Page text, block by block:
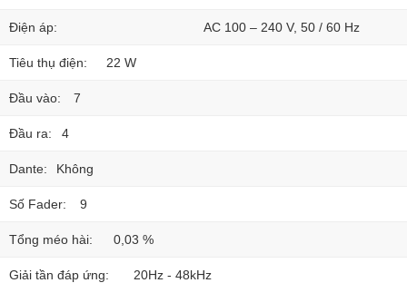
Điện áp: AC 100 – 240 V, 50 / 60 Hz
Tiêu thụ điện: 22 W
Đầu vào: 7
Đầu ra: 4
Dante: Không
Số Fader: 9
Tổng méo hài: 0,03 %
Giải tần đáp ứng: 20Hz - 48kHz